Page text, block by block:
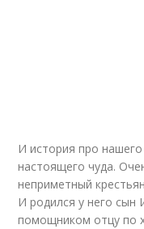
И история про
настоящего чуда.
неприметный
И родился у него
помощником отцу по